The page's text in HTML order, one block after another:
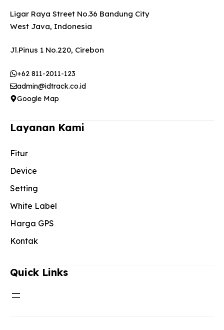
Ligar Raya Street No.36 Bandung City
West Java, Indonesia
Jl.Pinus 1 No.220, Cirebon
+62 811-2011-123
admin@idtrack.co.id
Google Map
Layanan Kami
Fitur
Device
Setting
White Label
Harga GPS
Kontak
Quick Links